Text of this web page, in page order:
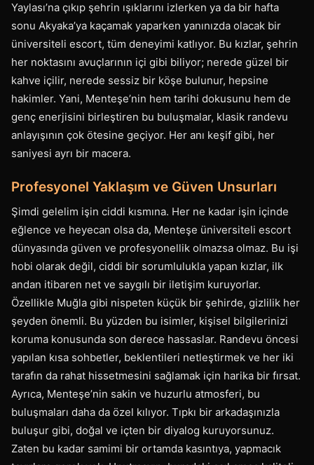
Yaylası’na çıkıp şehrin ışıklarını izlerken ya da bir hafta
sonu Akyaka’ya kaçamak yaparken yanınızda olacak bir
üniversiteli escort, tüm deneyimi katlıyor. Bu kızlar, şehrin
her noktasını avuçlarının içi gibi biliyor; nerede güzel bir
kahve içilir, nerede sessiz bir köşe bulunur, hepsine
hakimler. Yani, Menteşe’nin hem tarihi dokusunu hem de
genç enerjisini birleştiren bu buluşmalar, klasik randevu
anlayışının çok ötesine geçiyor. Her anı keşif gibi, her
saniyesi ayrı bir macera.
Profesyonel Yaklaşım ve Güven Unsurları
Şimdi gelelim işin ciddi kısmına. Her ne kadar işin içinde
eğlence ve heyecan olsa da, Menteşe üniversiteli escort
dünyasında güven ve profesyonellik olmazsa olmaz. Bu işi
hobi olarak değil, ciddi bir sorumlulukla yapan kızlar, ilk
andan itibaren net ve saygılı bir iletişim kuruyorlar.
Özellikle Muğla gibi nispeten küçük bir şehirde, gizlilik her
şeyden önemli. Bu yüzden bu isimler, kişisel bilgilerinizi
koruma konusunda son derece hassaslar. Randevu öncesi
yapılan kısa sohbetler, beklentileri netleştirmek ve her iki
tarafın da rahat hissetmesini sağlamak için harika bir fırsat.
Ayrıca, Menteşe’nin sakin ve huzurlu atmosferi, bu
buluşmaları daha da özel kılıyor. Tıpkı bir arkadaşınızla
buluşur gibi, doğal ve içten bir diyalog kuruyorsunuz.
Zaten bu kadar samimi bir ortamda kasıntıya, yapmacık